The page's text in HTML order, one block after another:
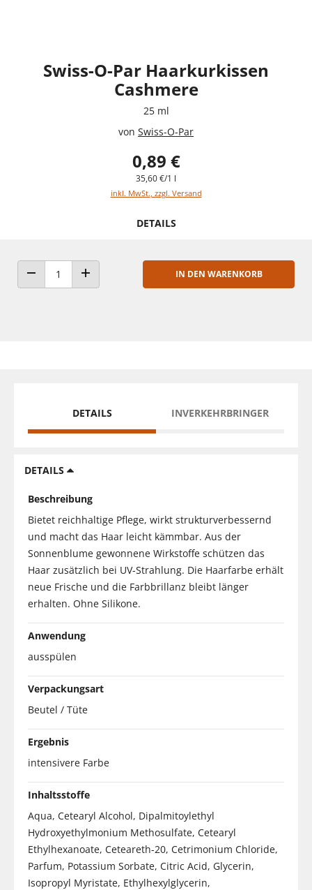
Swiss-O-Par Haarkurkissen
Cashmere
25 ml
von Swiss-O-Par
0,89 €
35,60 €/1 l
inkl. MwSt., zzgl. Versand
DETAILS
ANZAHL VERRINGERNANZAHL ERHÖHEN
IN DEN WARENKORB
DETAILS INVERKEHRBRINGER
DETAILS
Beschreibung
Bietet reichhaltige Pflege, wirkt strukturverbessernd
und macht das Haar leicht kämmbar. Aus der
Sonnenblume gewonnene Wirkstoffe schützen das
Haar zusätzlich bei UV-Strahlung. Die Haarfarbe erhält
neue Frische und die Farbbrillanz bleibt länger
erhalten. Ohne Silikone.
Anwendung
ausspülen
Verpackungsart
Beutel / Tüte
Ergebnis
intensivere Farbe
Inhaltsstoffe
Aqua, Cetearyl Alcohol, Dipalmitoylethyl
Hydroxyethylmonium Methosulfate, Cetearyl
Ethylhexanoate, Ceteareth-20, Cetrimonium Chloride,
Parfum, Potassium Sorbate, Citric Acid, Glycerin,
Isopropyl Myristate, Ethylhexylglycerin,